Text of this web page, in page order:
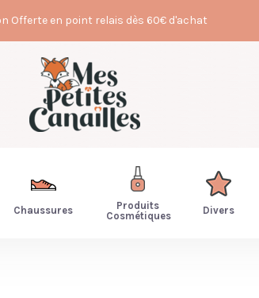
Offerte en point relais dès 60€ d'achat
Chaussures
Produits
Cosmétiques
Divers